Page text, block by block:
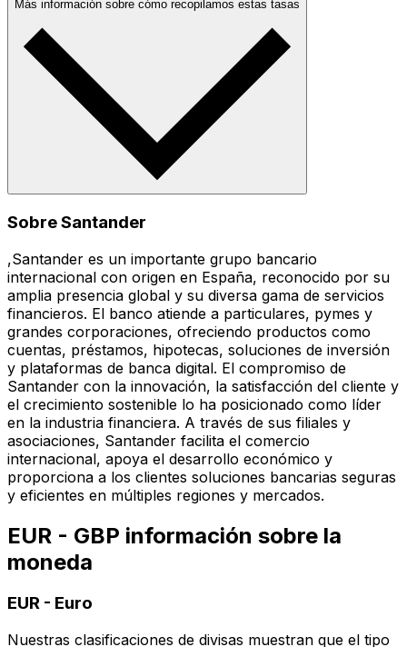
Más información sobre cómo recopilamos estas tasas
Sobre Santander
,Santander es un importante grupo bancario
internacional con origen en España, reconocido por su
amplia presencia global y su diversa gama de servicios
financieros. El banco atiende a particulares, pymes y
grandes corporaciones, ofreciendo productos como
cuentas, préstamos, hipotecas, soluciones de inversión
y plataformas de banca digital. El compromiso de
Santander con la innovación, la satisfacción del cliente y
el crecimiento sostenible lo ha posicionado como líder
en la industria financiera. A través de sus filiales y
asociaciones, Santander facilita el comercio
internacional, apoya el desarrollo económico y
proporciona a los clientes soluciones bancarias seguras
y eficientes en múltiples regiones y mercados.
EUR - GBP información sobre la
moneda
EUR - Euro
Nuestras clasificaciones de divisas muestran que el tipo